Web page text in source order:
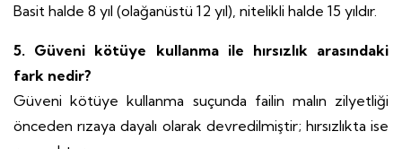
Basit halde 8 yıl (olağanüstü 12 yıl), nitelikli halde 15 yıldır.
5. Güveni kötüye kullanma ile hırsızlık arasındaki
fark nedir?
Güveni kötüye kullanma suçunda failin malın zilyetliği
önceden rızaya dayalı olarak devredilmiştir; hırsızlıkta ise